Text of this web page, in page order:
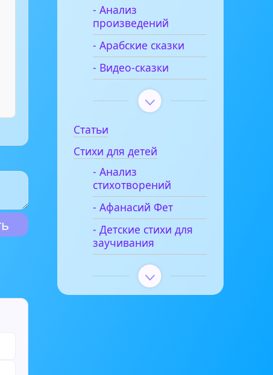
- Анализ
произведений
- Арабские сказки
- Видео-сказки
Статьи
Стихи для детей
- Анализ
стихотворений
- Афанасий Фет
- Детские стихи для
заучивания